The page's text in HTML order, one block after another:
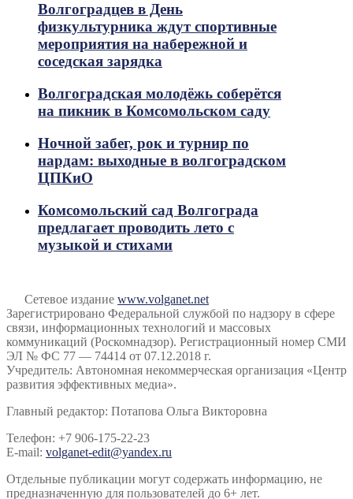
Волгоградцев в День
физкультурника ждут спортивные
мероприятия на набережной и
соседская зарядка
Волгоградская молодёжь соберётся
на пикник в Комсомольском саду
Ночной забег, рок и турнир по
нардам: выходные в волгоградском
ЦПКиО
Комсомольский сад Волгограда
предлагает проводить лето с
музыкой и стихами
Сетевое издание www.volganet.net
Зарегистрировано Федеральной службой по надзору в сфере
связи, информационных технологий и массовых
коммуникаций (Роскомнадзор). Регистрационный номер СМИ
ЭЛ № ФС 77 — 74414 от 07.12.2018 г.
Учредитель: Автономная некоммерческая организация «Центр
развития эффективных медиа».
Главный редактор: Потапова Ольга Викторовна
Телефон: +7 906-175-22-23
E-mail: volganet-edit@yandex.ru
Отдельные публикации могут содержать информацию, не
предназначенную для пользователей до 6+ лет.